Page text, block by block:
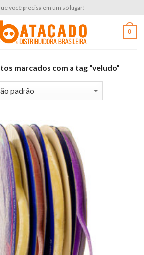
você precisa em um só lugar!
0
marcados com a tag “veludo”